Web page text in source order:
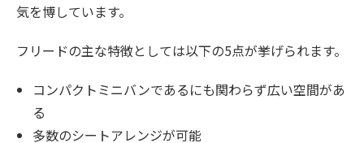
気を博しています。
フリードの主な特徴としては以下の5点が挙げられます。
コンパクトミニバンであるにも関わらず広い空間があ
る
多数のシートアレンジが可能